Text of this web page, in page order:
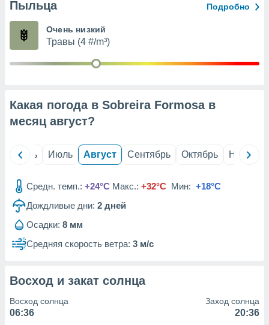
из
рекламы
сведения
наших 1199
Пыльца Подробно
Очень низкий
Травы (4 #/m³)
Какая погода в Sobreira Formosa в
месяц август?
Июнь Июль Август Сентябрь Октябрь Ноябрь
Средн. темп.: +24°C Макс.: +32°C Мин: +18°C
Дождливые дни: 2 дней
Осадки: 8 мм
Средняя скорость ветра: 3 м/с
Восход и закат солнца
Восход солнца
06:36
Заход солнца
20:36